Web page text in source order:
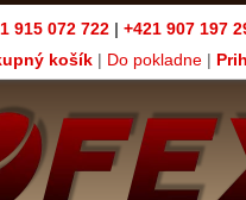
915 072 722 | +421 907 197
košík| Do pokladne|